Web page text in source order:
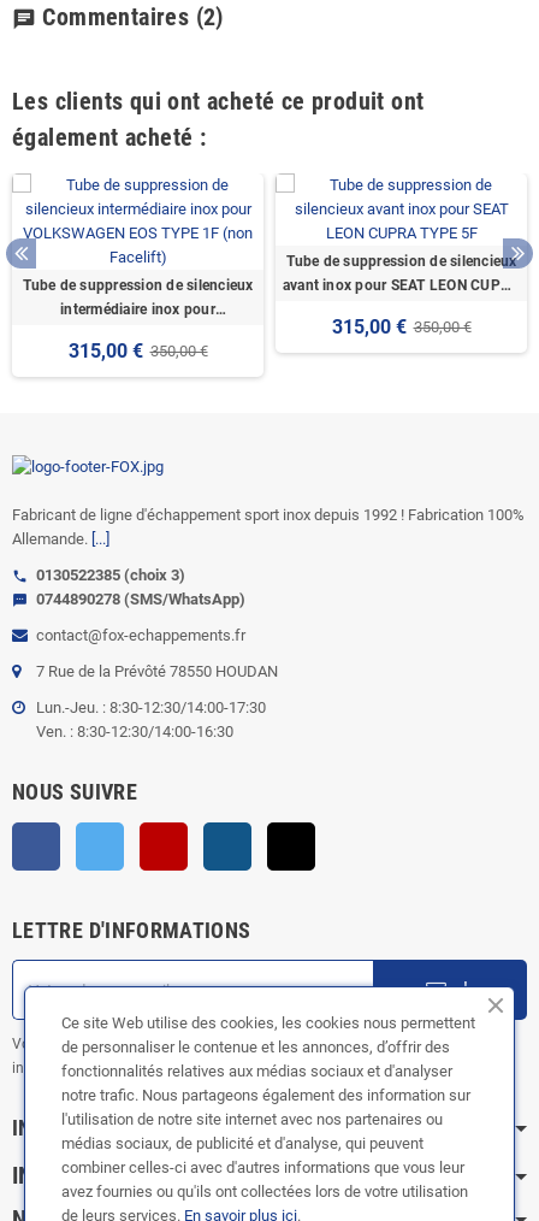
chat Commentaires (2)
Les clients qui ont acheté ce produit ont
également acheté :
Tube de suppression de silencieux
intermédiaire inox pour
Facelift)
315,00 € 350,00 €
Tube de suppression de silencieux
avant inox pour SEAT LEON CUPRA
315,00 € 350,00 €
Fabricant de ligne d'échappement sport inox depuis 1992 ! Fabrication 100%
Allemande. [...]
call 0130522385 (choix 3)
sms
0744890278 (SMS/WhatsApp)
contact@fox-echappements.fr
7 Rue de la Prévôté 78550 HOUDAN
Lun.-Jeu. : 8:30-12:30/14:00-17:30
Ven. : 8:30-12:30/14:00-16:30
NOUS SUIVRE
LETTRE D'INFORMATIONS
ok
Vous pouvez vous désinscrire à tout moment. Vous trouverez pour cela nos
informations de contact dans les conditions d'utilisation du site.
INFORMATION
INFOS PRATIQUES
Ce site Web utilise des cookies, les cookies nous permettent
de personnaliser le contenue et les annonces, d’offrir des
fonctionnalités relatives aux médias sociaux et d'analyser
notre trafic. Nous partageons également des information sur
l'utilisation de notre site internet avec nos partenaires ou
médias sociaux, de publicité et d'analyse, qui peuvent
combiner celles-ci avec d'autres informations que vous leur
avez fournies ou qu'ils ont collectées lors de votre utilisation
de leurs services. En savoir plus ici.